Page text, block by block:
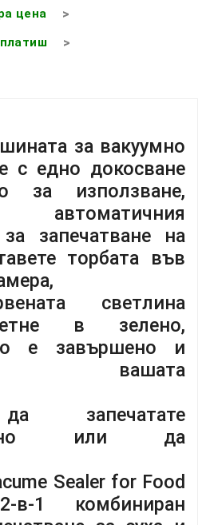
цена
за вакуумно
с едно докосване
за използване,
запечатване на
торбата във
светлина
в зелено,
е завършено и
вашата
запечатате
или да
Sealer for Food
в-1 комбиниран